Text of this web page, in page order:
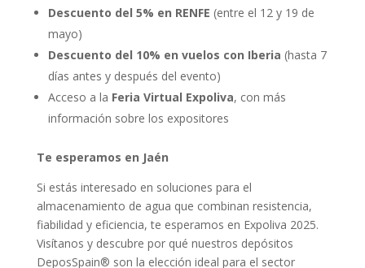
Descuento del 5% en RENFE (entre el 12 y 19 de
mayo)
Descuento del 10% en vuelos con Iberia (hasta 7
días antes y después del evento)
Acceso a la Feria Virtual Expoliva, con más
información sobre los expositores
Te esperamos en Jaén
Si estás interesado en soluciones para el
almacenamiento de agua que combinan resistencia,
fiabilidad y eficiencia, te esperamos en Expoliva 2025.
Visítanos y descubre por qué nuestros depósitos
DeposSpain® son la elección ideal para el sector